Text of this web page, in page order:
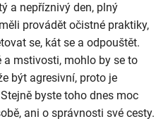
a nepříznivý den, plný
provádět očistné praktiky,
se, kát se a odpouštět.
a mstivosti, mohlo by se to
být agresivní, proto je
byste toho dnes moc
ani o správnosti své cesty.